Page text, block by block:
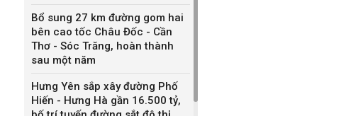
Bổ sung 27 km đường gom hai
bên cao tốc Châu Đốc - Cần
Thơ - Sóc Trăng, hoàn thành
sau một năm
Hưng Yên sắp xây đường Phố
Hiến - Hưng Hà gần 16.500 tỷ,